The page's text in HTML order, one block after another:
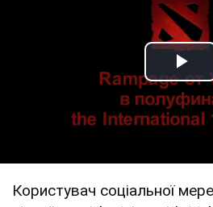
Користувач соціальної